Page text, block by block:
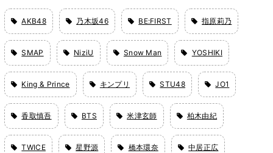
AKB48 乃木坂46 BE:FIRST 指原莉乃
SMAP NiziU Snow Man YOSHIKI
King & Prince キンプリ STU48 JO1
香取慎吾 BTS 米津玄師 柏木由紀
TWICE 星野源 橋本環奈 中居正広